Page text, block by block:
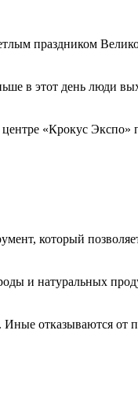
праздником
в этот день люди
«Крокус
который
и натуральных
Иные отказываются от